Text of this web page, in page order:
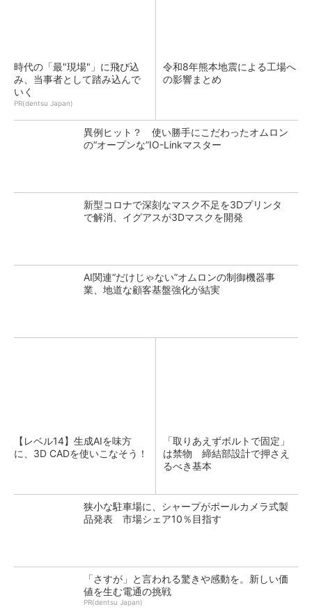
時代の「最"現場"」に飛び込
み、当事者として踏み込んで
いく
PR(dentsu Japan)
令和8年熊本地震による工場へ
の影響まとめ
異例ヒット？ 使い勝手にこだわったオムロン
の“オープンな”IO-Linkマスター
新型コロナで深刻なマスク不足を3Dプリンタ
で解消、イグアスが3Dマスクを開発
AI関連“だけじゃない”オムロンの制御機器事
業、地道な顧客基盤強化が結実
【レベル14】生成AIを味方
に、3D CADを使いこなそう！
「取りあえずボルトで固定」
は禁物 締結部設計で押さえ
るべき基本
狭小な駐車場に、シャープがポールカメラ式製
品発表 市場シェア10％目指す
「さすが」と言われる驚きや感動を。新しい価
値を生む電通の挑戦
PR(dentsu Japan)